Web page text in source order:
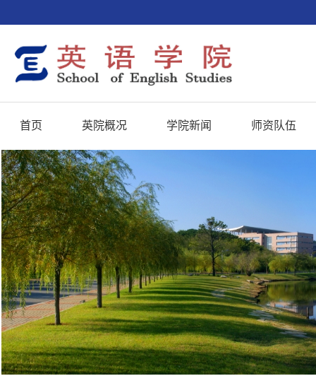
首页 英院概况 学院新闻 师资队伍